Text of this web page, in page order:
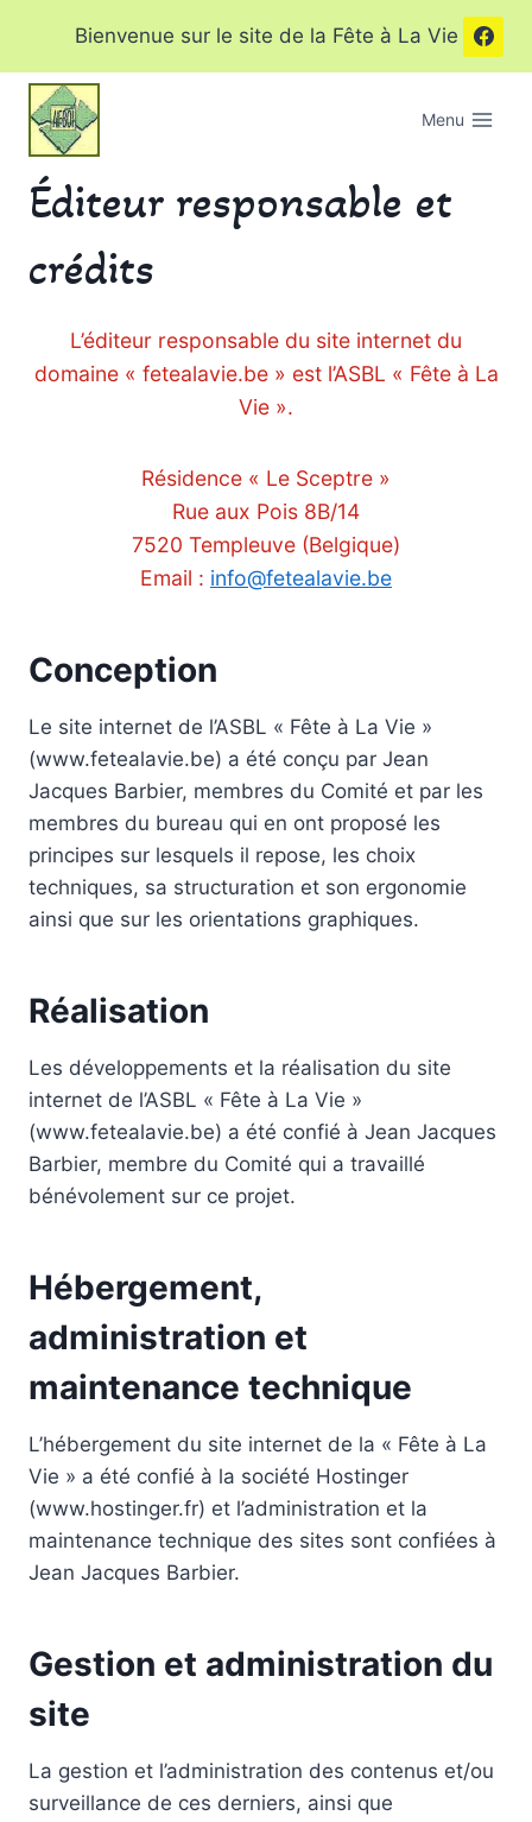
contenu
Bienvenue sur le site de la Fête à La Vie
Menu
Éditeur responsable et
crédits
L’éditeur responsable du site internet du
domaine « fetealavie.be » est l’ASBL « Fête à La
Vie ».
Résidence « Le Sceptre »
Rue aux Pois 8B/14
7520 Templeuve (Belgique)
Email : info@fetealavie.be
Conception
Le site internet de l’ASBL « Fête à La Vie »
(www.fetealavie.be) a été conçu par Jean
Jacques Barbier, membres du Comité et par les
membres du bureau qui en ont proposé les
principes sur lesquels il repose, les choix
techniques, sa structuration et son ergonomie
ainsi que sur les orientations graphiques.
Réalisation
Les développements et la réalisation du site
internet de l’ASBL « Fête à La Vie »
(www.fetealavie.be) a été confié à Jean Jacques
Barbier, membre du Comité qui a travaillé
bénévolement sur ce projet.
Hébergement,
administration et
maintenance technique
L’hébergement du site internet de la « Fête à La
Vie » a été confié à la société Hostinger
(www.hostinger.fr) et l’administration et la
maintenance technique des sites sont confiées à
Jean Jacques Barbier.
Gestion et administration du
site
La gestion et l’administration des contenus et/ou
surveillance de ces derniers, ainsi que